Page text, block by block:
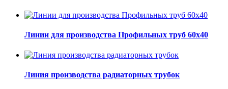
Линии для производства Профильных труб 60х40
Линия производства радиаторных трубок